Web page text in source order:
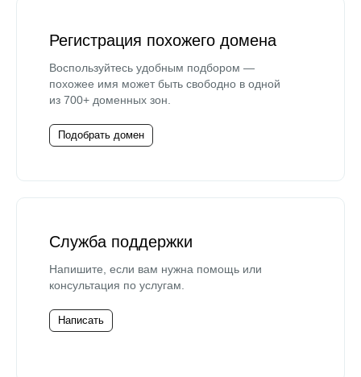
Регистрация похожего домена
Воспользуйтесь удобным подбором —
похожее имя может быть свободно в одной
из 700+ доменных зон.
Подобрать домен
Служба поддержки
Напишите, если вам нужна помощь или
консультация по услугам.
Написать